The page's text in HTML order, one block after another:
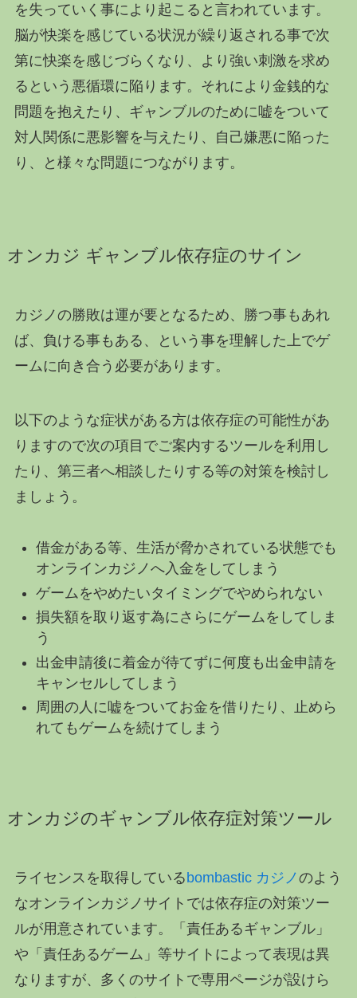
を失っていく事により起こると言われています。
脳が快楽を感じている状況が繰り返される事で次
第に快楽を感じづらくなり、より強い刺激を求め
るという悪循環に陥ります。それにより金銭的な
問題を抱えたり、ギャンブルのために嘘をついて
対人関係に悪影響を与えたり、自己嫌悪に陥った
り、と様々な問題につながります。
オンカジ ギャンブル依存症のサイン
カジノの勝敗は運が要となるため、勝つ事もあれ
ば、負ける事もある、という事を理解した上でゲ
ームに向き合う必要があります。
以下のような症状がある方は依存症の可能性があ
りますので次の項目でご案内するツールを利用し
たり、第三者へ相談したりする等の対策を検討し
ましょう。
借金がある等、生活が脅かされている状態でも
オンラインカジノへ入金をしてしまう
ゲームをやめたいタイミングでやめられない
損失額を取り返す為にさらにゲームをしてしま
う
出金申請後に着金が待てずに何度も出金申請を
キャンセルしてしまう
周囲の人に嘘をついてお金を借りたり、止めら
れてもゲームを続けてしまう
オンカジのギャンブル依存症対策ツール
ライセンスを取得している bombastic カジノのよう
なオンラインカジノサイトでは依存症の対策ツー
ルが用意されています。「責任あるギャンブル」
や「責任あるゲーム」等サイトによって表現は異
なりますが、多くのサイトで専用ページが設けら